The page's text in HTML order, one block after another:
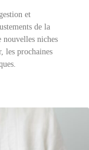
et
de la
nouvelles niches
les prochaines